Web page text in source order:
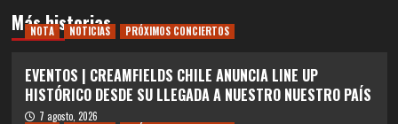
Más historias
NOTA NOTICIAS PRÓXIMOS CONCIERTOS
EVENTOS | CREAMFIELDS CHILE ANUNCIA LINE UP
HISTÓRICO DESDE SU LLEGADA A NUESTRO NUESTRO PAÍS
7 agosto, 2026